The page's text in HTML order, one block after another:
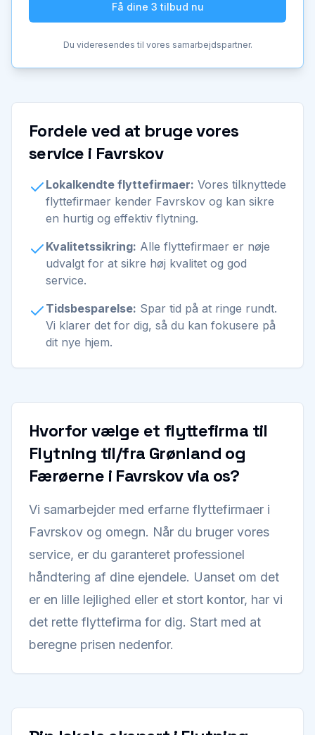
Få dine 3 tilbud nu
Du videresendes til vores samarbejdspartner.
Fordele ved at bruge vores
service i Favrskov
Lokalkendte flyttefirmaer: Vores tilknyttede
flyttefirmaer kender Favrskov og kan sikre
en hurtig og effektiv flytning.
Kvalitetssikring: Alle flyttefirmaer er nøje
udvalgt for at sikre høj kvalitet og god
service.
Tidsbesparelse: Spar tid på at ringe rundt.
Vi klarer det for dig, så du kan fokusere på
dit nye hjem.
Hvorfor vælge et flyttefirma til
Flytning til/fra Grønland og
Færøerne i Favrskov via os?
Vi samarbejder med erfarne flyttefirmaer i
Favrskov og omegn. Når du bruger vores
service, er du garanteret professionel
håndtering af dine ejendele. Uanset om det
er en lille lejlighed eller et stort kontor, har vi
det rette flyttefirma for dig. Start med at
beregne prisen nedenfor.